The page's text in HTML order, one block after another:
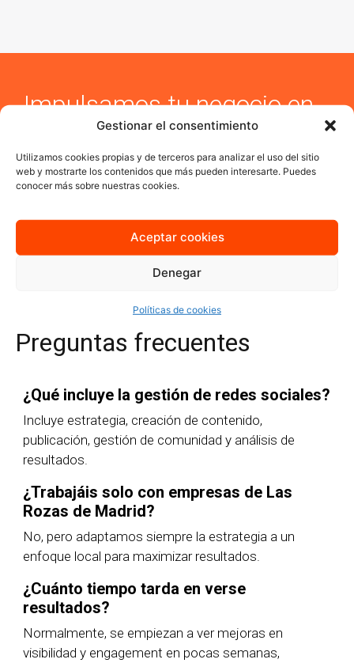
Gestionar el consentimiento
Utilizamos cookies propias y de terceros para analizar el uso del sitio
web y mostrarte los contenidos que más pueden interesarte. Puedes
conocer más sobre nuestras cookies.
Aceptar cookies
Denegar
Políticas de cookies
Impulsamos tu negocio en
Redes Sociales en Las
Rozas de Madrid
En AJA Publicidad te ayudamos a crecer en Social Media con
Quiero más información
Preguntas frecuentes
¿Qué incluye la gestión de redes sociales?
Incluye estrategia, creación de contenido,
publicación, gestión de comunidad y análisis de
resultados.
¿Trabajáis solo con empresas de Las
Rozas de Madrid?
No, pero adaptamos siempre la estrategia a un
enfoque local para maximizar resultados.
¿Cuánto tiempo tarda en verse
resultados?
Normalmente, se empiezan a ver mejoras en
visibilidad y engagement en pocas semanas,